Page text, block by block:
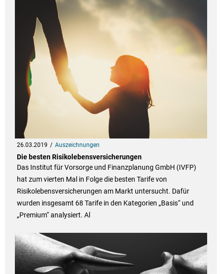
26.03.2019 Auszeichnungen
Die besten Risikolebensversicherungen
Das Institut für Vorsorge und Finanzplanung GmbH (IVFP)
hat zum vierten Mal in Folge die besten Tarife von
Risikolebensversicherungen am Markt untersucht. Dafür
wurden insgesamt 68 Tarife in den Kategorien „Basis“ und
„Premium“ analysiert. Al